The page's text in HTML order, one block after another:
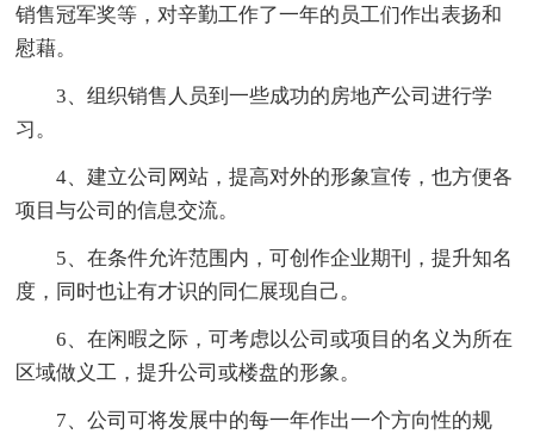
销售冠军奖等，对辛勤工作了一年的员工们作出表扬和
慰藉。
3、组织销售人员到一些成功的房地产公司进行学
习。
4、建立公司网站，提高对外的形象宣传，也方便各
项目与公司的信息交流。
5、在条件允许范围内，可创作企业期刊，提升知名
度，同时也让有才识的同仁展现自己。
6、在闲暇之际，可考虑以公司或项目的名义为所在
区域做义工，提升公司或楼盘的形象。
7、公司可将发展中的每一年作出一个方向性的规